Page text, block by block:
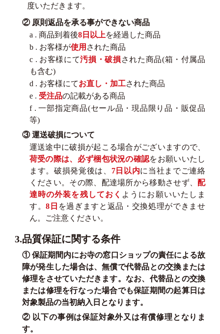
度いただきます。
② 原則返品を承る事ができない商品
a . 商品到着後8日以上を経過した商品
b . お客様が使用 された商品
c . お客様にて汚損・破損 された商品(箱・付属品
も含む)
d . お客様にてお直し・加工された商品
e . 受注品の記載がある商品
f . 一部指定商品(セール品・現品限り品・販促品
等)
③ 運送破損について
運送途中に破損が起こる場合がございますので、
荷受の際は、必ず梱包状況の確認をお願いいたし
ます。破損発覚後は、 7日以内に当社までご連絡
ください。その際、配達場所から移動させず、配
達時の外装を残しておく ようにお願いいたしま
す。8日 を過ぎますと返品・交換処理ができませ
ん。ご注意ください。
3.品質保証に関する条件
① 保証期間内にお寺の窓口ショップの責任による故
障が発生した場合は、無償で代替品との交換または
修理をさせていただきます。なお、代替品との交換
または修理を行なった場合でも保証期間の起算日は
対象製品の当初納入日となります。
② 以下の事例は保証対象外又は有償修理となりま
す。